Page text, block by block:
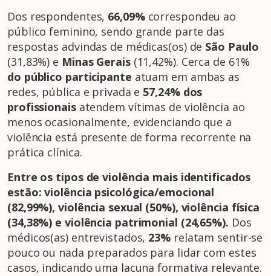
Dos respondentes, 66,09% correspondeu ao
público feminino, sendo grande parte das
respostas advindas de médicas(os) de São Paulo
(31,83%) e Minas Gerais (11,42%). Cerca de 61%
do público participante atuam em ambas as
redes, pública e privada e 57,24% dos
profissionais atendem vítimas de violência ao
menos ocasionalmente, evidenciando que a
violência está presente de forma recorrente na
prática clínica.
Entre os tipos de violência mais identificados
estão: violência psicológica/emocional
(82,99%), violência sexual (50%), violência física
(34,38%) e violência patrimonial (24,65%). Dos
médicos(as) entrevistados, 23% relatam sentir-se
pouco ou nada preparados para lidar com estes
casos, indicando uma lacuna formativa relevante.